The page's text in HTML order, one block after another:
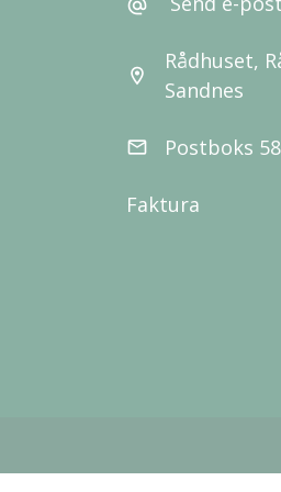
alternate_email
location_on
Rådhuset,
Sandnes
email Postboks
Faktura